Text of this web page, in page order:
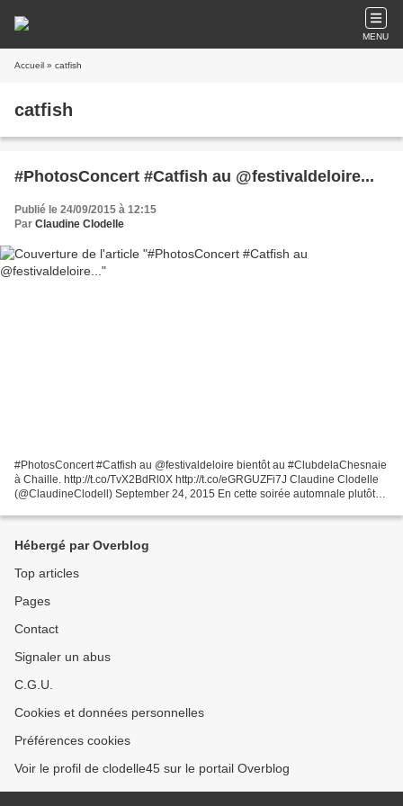
MENU
Accueil » catfish
catfish
#PhotosConcert #Catfish​ au @festivaldeloire...
Publié le 24/09/2015 à 12:15
Par Claudine Clodelle
#PhotosConcert #Catfish au @festivaldeloire bientôt au #ClubdelaChesnaie
à Chaille. http://t.co/TvX2BdRl0X http://t.co/eGRGUZFi7J Claudine Clodelle
(@ClaudineClodell) September 24, 2015 En cette soirée automnale plutôt
Hébergé par Overblog
Top articles
Pages
Contact
Signaler un abus
C.G.U.
Cookies et données personnelles
Préférences cookies
Voir le profil de clodelle45 sur le portail Overblog